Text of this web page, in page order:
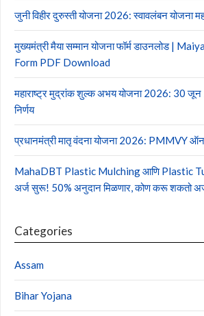
जुनी विहीर दुरुस्ती योजना 2026: स्वावलंबन योजना
मुख्यमंत्री मैया सम्मान योजना फॉर्म डाउनलोड |
Form PDF Download
महाराष्ट्र मुद्रांक शुल्क अभय योजना 2026: 30 जून
निर्णय
प्रधानमंत्री मातृ वंदना योजना 2026: PMMVY
MahaDBT Plastic Mulching आणि Plastic
अर्ज सुरू! 50% अनुदान मिळणार, कोण करू शकतो
Categories
Assam
Bihar Yojana